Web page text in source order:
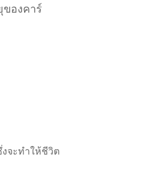
องคาร์
งจะทำให้ชีวิต